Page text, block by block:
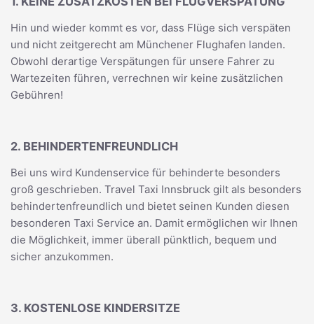
Hin und wieder kommt es vor, dass Flüge sich verspäten
und nicht zeitgerecht am Münchener Flughafen landen.
Obwohl derartige Verspätungen für unsere Fahrer zu
Wartezeiten führen, verrechnen wir keine zusätzlichen
Gebühren!
2. BEHINDERTENFREUNDLICH
Bei uns wird Kundenservice für behinderte besonders
groß geschrieben. Travel Taxi Innsbruck gilt als besonders
behindertenfreundlich und bietet seinen Kunden diesen
besonderen Taxi Service an. Damit ermöglichen wir Ihnen
die Möglichkeit, immer überall pünktlich, bequem und
sicher anzukommen.
3. KOSTENLOSE KINDERSITZE